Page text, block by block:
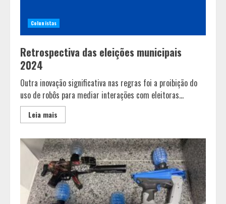
Colunistas
Retrospectiva das eleições municipais
2024
Outra inovação significativa nas regras foi a proibição do
uso de robôs para mediar interações com eleitoras...
Leia mais